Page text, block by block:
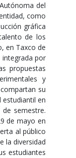
del
como
gráfica
de los
en Taxco de
integrada por
propuestas
y
su
en
semestre.
de mayo en
al público
la diversidad
estudiantes